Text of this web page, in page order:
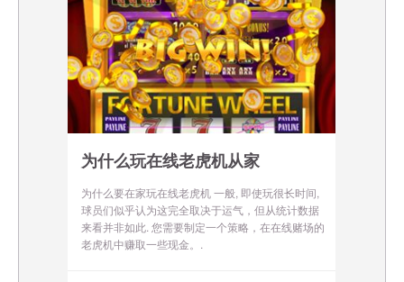
为什么玩在线老虎机从家
为什么要在家玩在线老虎机 一般, 即使玩很长时间,
球员们似乎认为这完全取决于运气，但从统计数据
来看并非如此. 您需要制定一个策略，在在线赌场的
老虎机中赚取一些现金。.